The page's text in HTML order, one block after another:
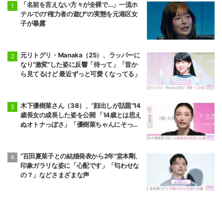
「名前を言えない方々が全裸で…」一流ホ
テルでの"権力者の遊び"の実態を元港区女
子が暴露
元リトグリ・Manaka（25）、ラッパーに
なり“激変”した姿に反響「待って」「昔か
ら見てるけど 最近ずっと可愛くなってる」
木下優樹菜さん（38）、“顔出しが話題”14
歳長女の成長した姿を公開 「14歳とは思え
ぬオトナっぽさ」「優樹菜ちゃんにそっく
“百田夏菜子との結婚発表から2年”堂本剛、
印象ガラリな姿に「心配です」「匂わせな
の？」などさまざまな声